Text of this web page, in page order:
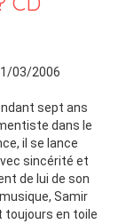
03/2006
sept ans
dans le
il se lance
sincérité et
de lui de son
Samir
toujours en toile